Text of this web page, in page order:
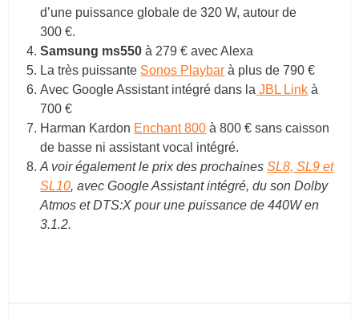
d’une puissance globale de 320 W, autour de
300 €.
Samsung ms550à 279 € avec Alexa
La très puissante Sonos Playbar à plus de 790 €
Avec Google Assistant intégré dans la JBL Link à
700 €
Harman Kardon Enchant 800 à 800 € sans caisson
de basse ni assistant vocal intégré.
A voir également le prix des prochainesSL8, SL9 et
SL10, avec Google Assistant intégré, du son Dolby
Atmos et DTS:X pour une puissance de 440W en
3.1.2.